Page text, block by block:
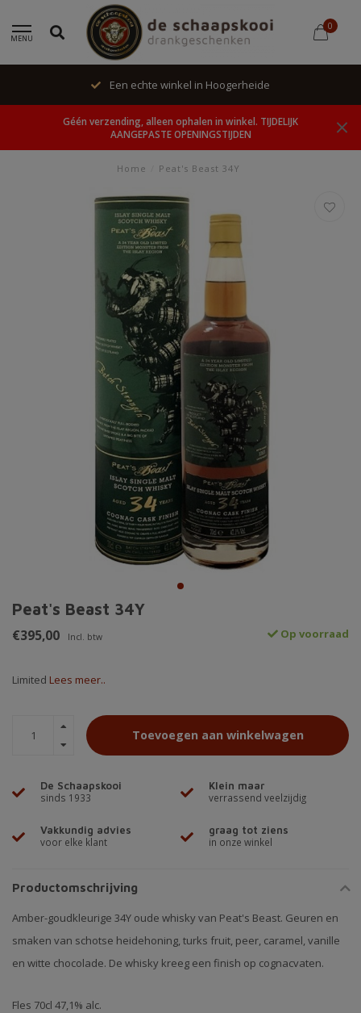
MENU
0
Een echte winkel in Hoogerheide
Géén verzending, alleen ophalen in winkel. TIJDELIJK
AANGEPASTE OPENINGSTIJDEN
Home Peat's Beast 34Y
Peat's Beast 34Y
€395,00 Incl. btw Op voorraad
Limited Lees meer..
Toevoegen aan winkelwagen
De Schaapskooi
sinds 1933
Klein maar
verrassend veelzijdig
Vakkundig advies
voor elke klant
graag tot ziens
in onze winkel
Productomschrijving
Amber-goudkleurige 34Y oude whisky van Peat's Beast. Geuren en
smaken van schotse heidehoning, turks fruit, peer, caramel, vanille
en witte chocolade. De whisky kreeg een finish op cognacvaten.
Fles 70cl 47,1% alc.